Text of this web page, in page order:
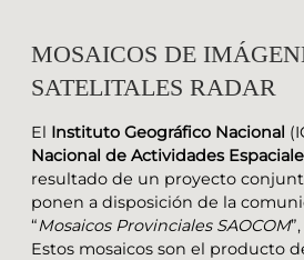
MOSAICOS DE
SATELITALES RADAR
El Instituto Geográfico Nacional
Nacional de Actividades
resultado de un proyecto
ponen a disposición de la
“Mosaicos Provinciales SAOCOM
Estos mosaicos son el producto